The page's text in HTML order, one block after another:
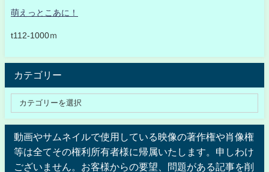
萌えっとこあに！
t112-1000ｍ
カテゴリー
動画やサムネイルで使用している映像の著作権や肖像権
等は全てその権利所有者様に帰属いたします。申しわけ
ございません。お客様からの要望、問題がある記事を削